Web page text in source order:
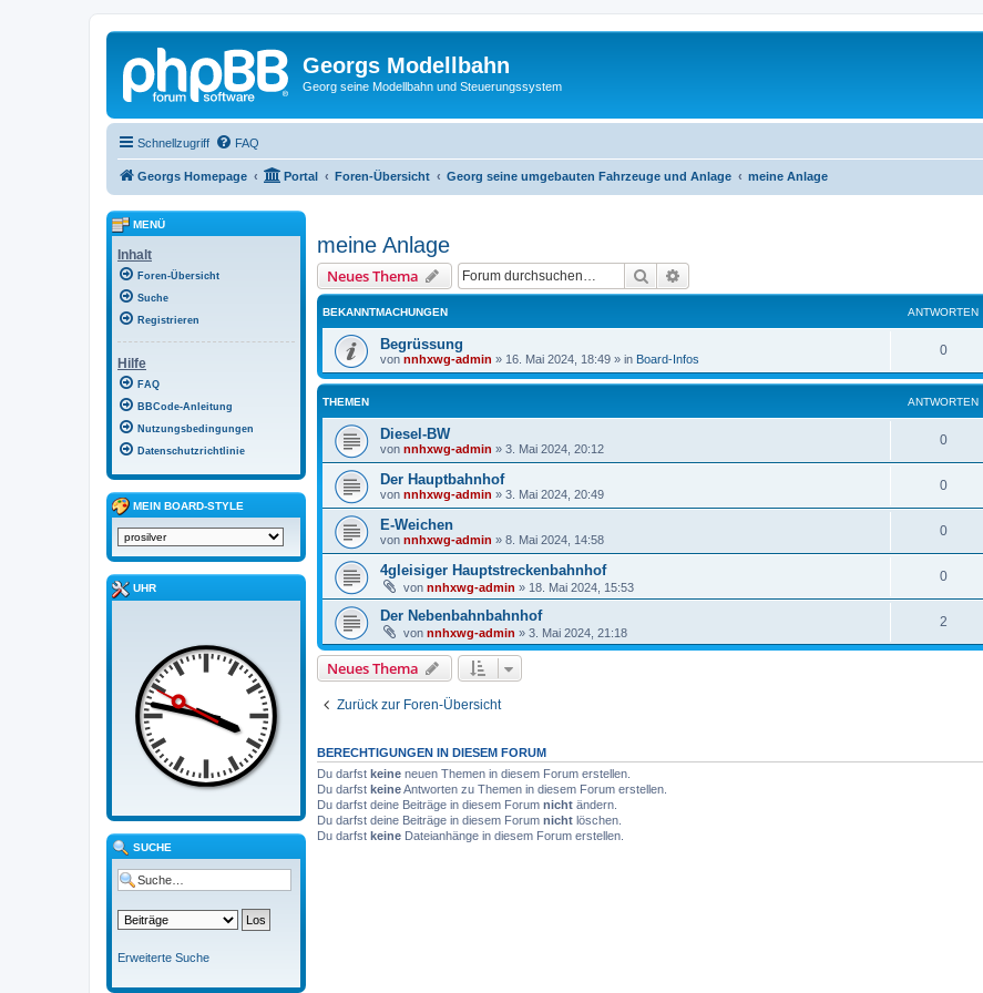
Georgs Modellbahn
Georg seine Modellbahn und Steuerungssystem
Schnellzugriff FAQ
Georgs Homepage Portal Foren-Übersicht Georg seine umgebauten Fahrzeuge und Anlage meine Anlage
meine Anlage
Neues Thema Suche
BEKANNTMACHUNGEN ANTWORTEN
Begrüssung
von nnhxwg-admin » 16. Mai 2024, 18:49 » in Board-Infos
0
THEMEN ANTWORTEN
Diesel-BW
von nnhxwg-admin » 3. Mai 2024, 20:12
0
Der Hauptbahnhof
von nnhxwg-admin » 3. Mai 2024, 20:49
0
E-Weichen
von nnhxwg-admin » 8. Mai 2024, 14:58
0
4gleisiger Hauptstreckenbahnhof
von nnhxwg-admin » 18. Mai 2024, 15:53
0
Der Nebenbahnbahnhof
von nnhxwg-admin » 3. Mai 2024, 21:18
2
Neues Thema
Zurück zur Foren-Übersicht
BERECHTIGUNGEN IN DIESEM FORUM
Du darfst keine neuen Themen in diesem Forum erstellen.
Du darfst keineAntworten zu Themen in diesem Forum erstellen.
Du darfst deine Beiträge in diesem Forum nicht ändern.
Du darfst deine Beiträge in diesem Forum nicht löschen.
Du darfst keine Dateianhänge in diesem Forum erstellen.
MENÜ
Inhalt
Foren-Übersicht
Suche
Registrieren
Hilfe
FAQ
BBCode-Anleitung
Nutzungsbedingungen
Datenschutzrichtlinie
MEIN BOARD-STYLE
UHR
SUCHE
Erweiterte Suche